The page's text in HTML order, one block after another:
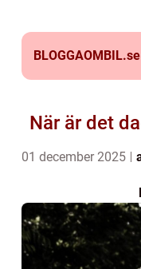
BLOGGAOMBIL.se
När är det
01 december 2025